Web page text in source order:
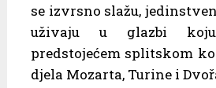
se izvrsno slažu,
uživaju u glazbi
predstojećem splitskom
djela Mozarta, Turine i